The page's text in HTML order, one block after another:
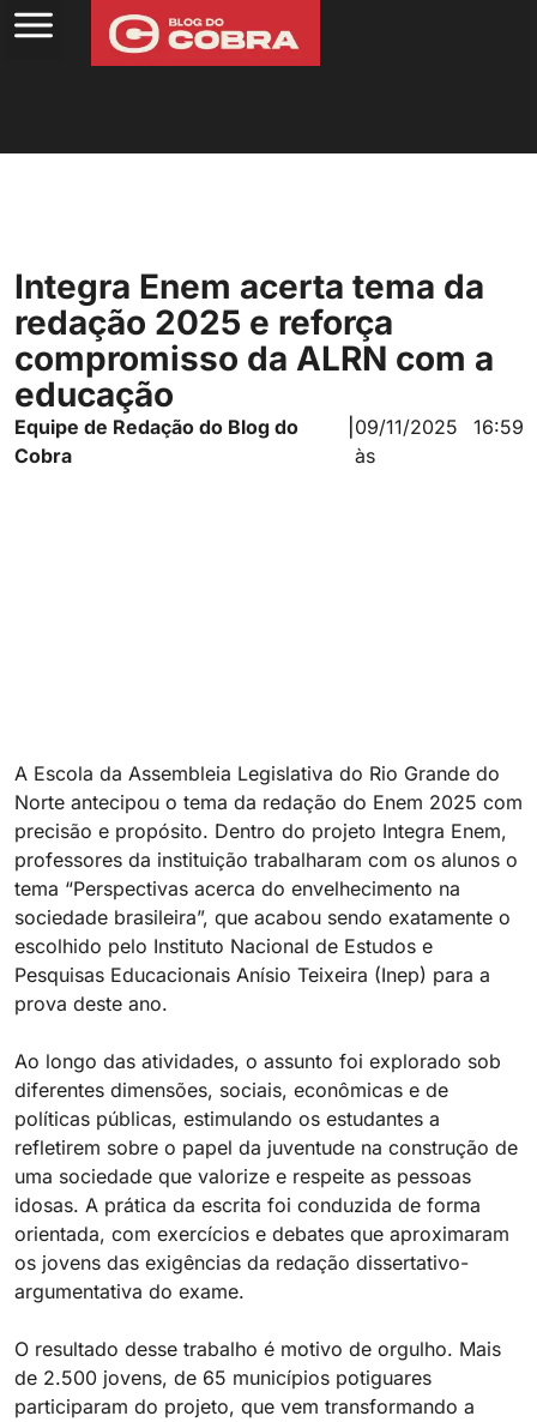
Integra Enem acerta tema da
redação 2025 e reforça
compromisso da ALRN com a
educação
Equipe de Redação do Blog do
Cobra
09/11/2025
às
16:59
A Escola da Assembleia Legislativa do Rio Grande do
Norte antecipou o tema da redação do Enem 2025 com
precisão e propósito. Dentro do projeto Integra Enem,
professores da instituição trabalharam com os alunos o
tema “Perspectivas acerca do envelhecimento na
sociedade brasileira”, que acabou sendo exatamente o
escolhido pelo Instituto Nacional de Estudos e
Pesquisas Educacionais Anísio Teixeira (Inep) para a
prova deste ano.
Ao longo das atividades, o assunto foi explorado sob
diferentes dimensões, sociais, econômicas e de
políticas públicas, estimulando os estudantes a
refletirem sobre o papel da juventude na construção de
uma sociedade que valorize e respeite as pessoas
idosas. A prática da escrita foi conduzida de forma
orientada, com exercícios e debates que aproximaram
os jovens das exigências da redação dissertativo-
argumentativa do exame.
O resultado desse trabalho é motivo de orgulho. Mais
de 2.500 jovens, de 65 municípios potiguares
participaram do projeto, que vem transformando a